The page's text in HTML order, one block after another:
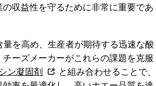
収益性を守るために非常に重要であ
を高め、生産者が期待する迅速な酸
ーズメーカーがこれらの課題を克服
ン凝固剤
と組み合わせることで、